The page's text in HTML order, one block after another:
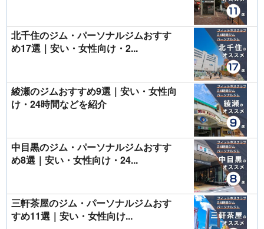
北千住のジム・パーソナルジムおすす
め17選｜安い・女性向け・2...
綾瀬のジムおすすめ9選｜安い・女性向
け・24時間などを紹介
中目黒のジム・パーソナルジムおすす
め8選｜安い・女性向け・24...
三軒茶屋のジム・パーソナルジムおす
すめ11選｜安い・女性向け...